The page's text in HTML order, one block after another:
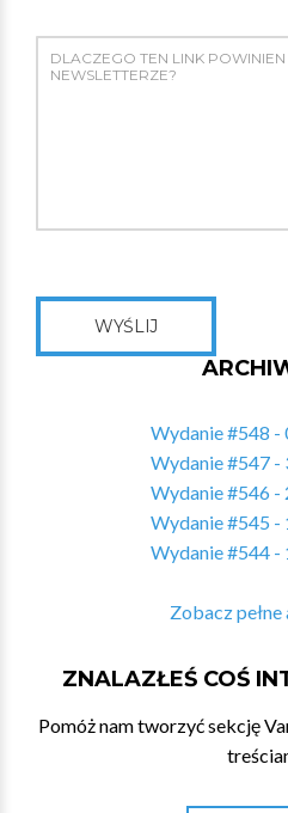
WYŚLIJ
Wydanie #548
Wydanie #547
Wydanie #546
Wydanie #545
Wydanie #544
Zobacz
ZNALAZŁEŚ COŚ
Pomóż nam tworzyć sekcję